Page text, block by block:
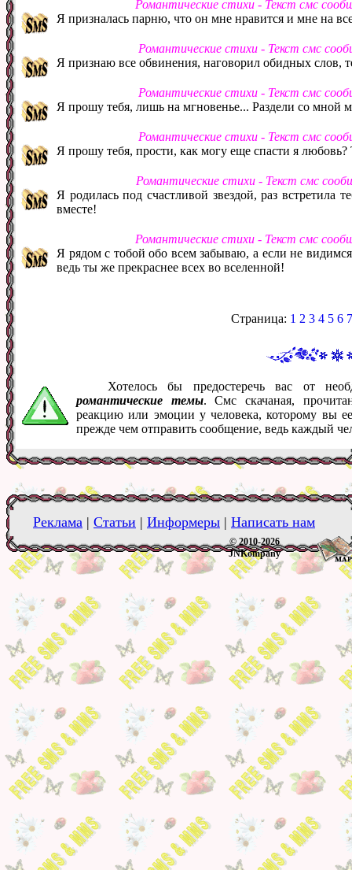
Романтические стихи - Текст смс
Я призналась парню, что он мне нравится и мне на
Романтические стихи - Текст смс
Я признаю все обвинения, наговорил обидных слов,
Романтические стихи - Текст смс
Я прошу тебя, лишь на мгновенье... Раздели со мной
Романтические стихи - Текст смс
Я прошу тебя, прости, как могу еще спасти я любовь?
Романтические стихи - Текст смс
Я родилась под счастливой звездой, раз встретила
вместе!
Романтические стихи - Текст смс
Я рядом с тобой обо всем забываю, а если не
ведь ты же прекраснее всех во вселенной!
Страница: 1 2 3 4 5 6 7
Хотелось бы предостеречь вас от
романтические темы. Смс скачаная,
реакцию или эмоции у человека, которому вы
прежде чем отправить сообщение, ведь каждый
Реклама | Статьи | Информеры | Написать нам
© 2010-2026
JNKompany